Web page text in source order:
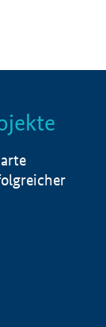
Info